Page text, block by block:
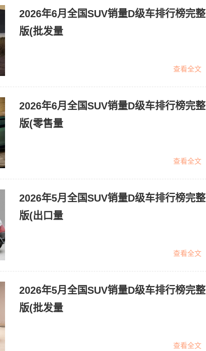
2026年6月全国SUV销量D级车排行榜完整
版(批发量
查看全文
2026年6月全国SUV销量D级车排行榜完整
版(零售量
查看全文
2026年5月全国SUV销量D级车排行榜完整
版(出口量
查看全文
2026年5月全国SUV销量D级车排行榜完整
版(批发量
查看全文